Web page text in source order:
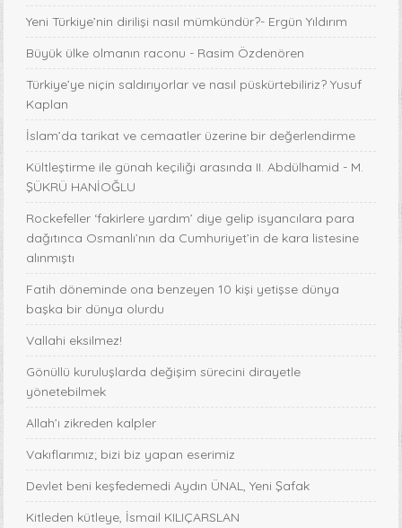
Yeni Türkiye’nin dirilişi nasıl mümkündür?- Ergün Yıldırım
Büyük ülke olmanın raconu - Rasim Özdenören
Türkiye’ye niçin saldırıyorlar ve nasıl püskürtebiliriz? Yusuf
Kaplan
İslam’da tarikat ve cemaatler üzerine bir değerlendirme
Kültleştirme ile günah keçiliği arasında II. Abdülhamid - M.
ŞÜKRÜ HANİOĞLU
Rockefeller ‘fakirlere yardım’ diye gelip isyancılara para
dağıtınca Osmanlı’nın da Cumhuriyet’in de kara listesine
alınmıştı
Fatih döneminde ona benzeyen 10 kişi yetişse dünya
başka bir dünya olurdu
Vallahi eksilmez!
Gönüllü kuruluşlarda değişim sürecini dirayetle
yönetebilmek
Allah’ı zikreden kalpler
Vakıflarımız; bizi biz yapan eserimiz
Devlet beni keşfedemedi Aydın ÜNAL, Yeni Şafak
Kitleden kütleye, İsmail KILIÇARSLAN